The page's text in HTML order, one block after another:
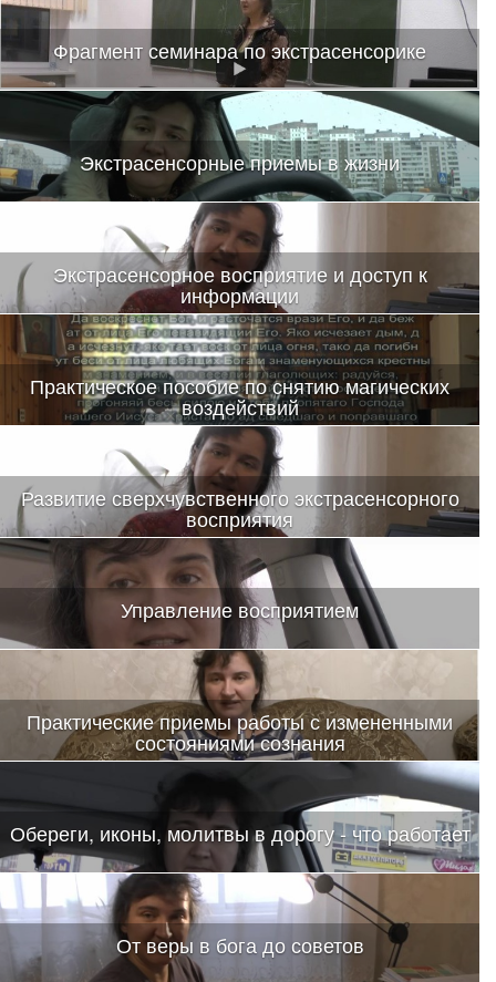
Фрагмент семинара по экстрасенсорике
Экстрасенсорные приемы в жизни
Экстрасенсорное восприятие и доступ к
информации
Это новое видео с возможностями психики человека
Практическое пособие по снятию магических
воздействий
Инструкция — обряд
Развитие сверхчувственного экстрасенсорного
восприятия
Анонс нового-старого тренинга Натальи Зайцевой
Управление восприятием
Практические приемы работы с измененными
состояниями сознания
Обереги, иконы, молитвы в дорогу - что работает
От веры в бога до советов